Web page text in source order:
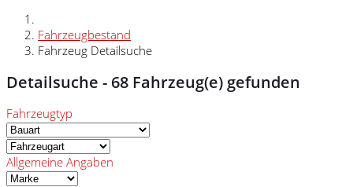
Fahrzeugbestand
Fahrzeug Detailsuche
Detailsuche - 68 Fahrzeug(e) gefunden
Fahrzeugtyp
Allgemeine Angaben